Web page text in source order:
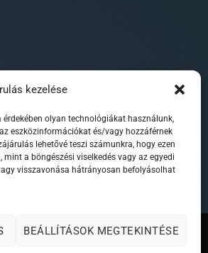
kezelése
olyan technológiákat használunk,
eszközinformációkat és/vagy hozzáférnek
lehetővé teszi számunkra, hogy ezen
a böngészési viselkedés vagy az egyedi
visszavonása hátrányosan befolyásolhat
BEÁLLÍTÁSOK MEGTEKINTÉSE